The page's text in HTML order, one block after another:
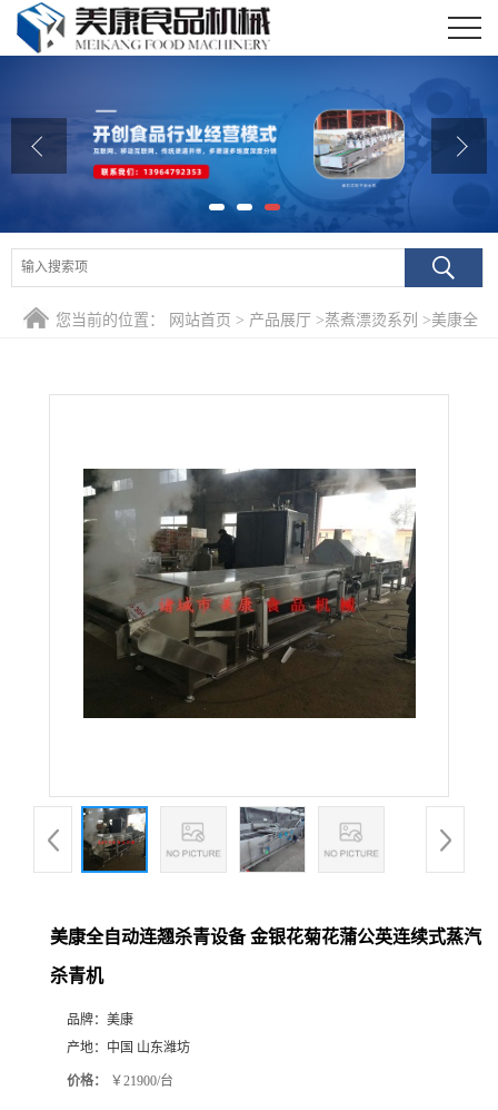
公司介绍
公司动态
产品展厅
联系我们
您当前的位置： 网站首页 > 产品展厅 >蒸煮漂烫系列 >美康全
美康全自动连翘杀青设备 金银花菊花蒲公英连续式蒸汽
杀青机
品牌： 美康
产地： 中国 山东潍坊
价格： ￥21900/台